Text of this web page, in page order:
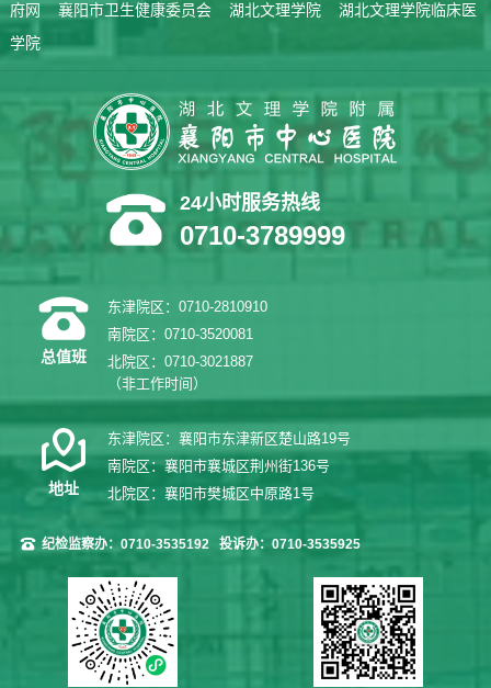
府网
襄阳市卫生健康委员会 湖北文理学院
湖北文理学院临床医
学院
24小时服务热线
0710-3789999
总值班
东津院区：0710-2810910
南院区：0710-3520081
北院区：0710-3021887
（非工作时间）
地址
东津院区：襄阳市东津新区楚山路19号
南院区：襄阳市襄城区荆州街136号
北院区：襄阳市樊城区中原路1号
纪检监察办：0710-3535192 投诉办：0710-3535925